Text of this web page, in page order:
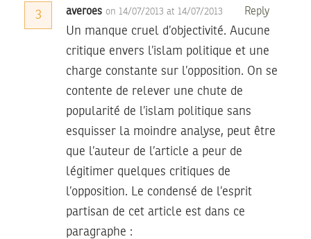
3 averoes on 14/07/2013 at 14/07/2013 Reply
Un manque cruel d’objectivité. Aucune
critique envers l’islam politique et une
charge constante sur l’opposition. On se
contente de relever une chute de
popularité de l’islam politique sans
esquisser la moindre analyse, peut être
que l’auteur de l’article a peur de
légitimer quelques critiques de
l’opposition. Le condensé de l’esprit
partisan de cet article est dans ce
paragraphe :